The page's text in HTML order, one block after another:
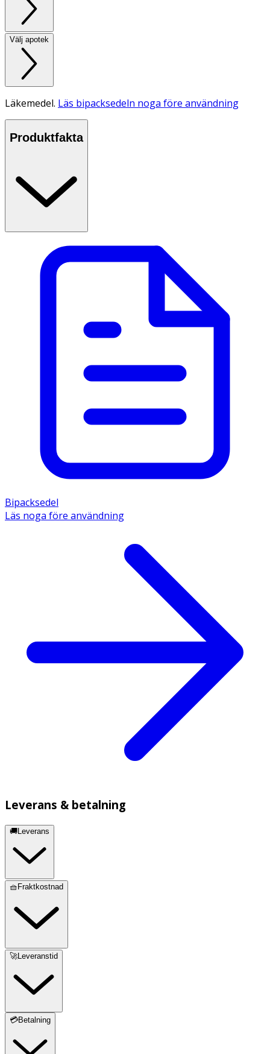
Välj apotek
Läkemedel. Läs bipacksedeln noga före användning
Produktfakta
Bipacksedel
Läs noga före användning
Leverans & betalning
🚚Leverans
🧺Fraktkostnad
🚀Leveranstid
💳Betalning